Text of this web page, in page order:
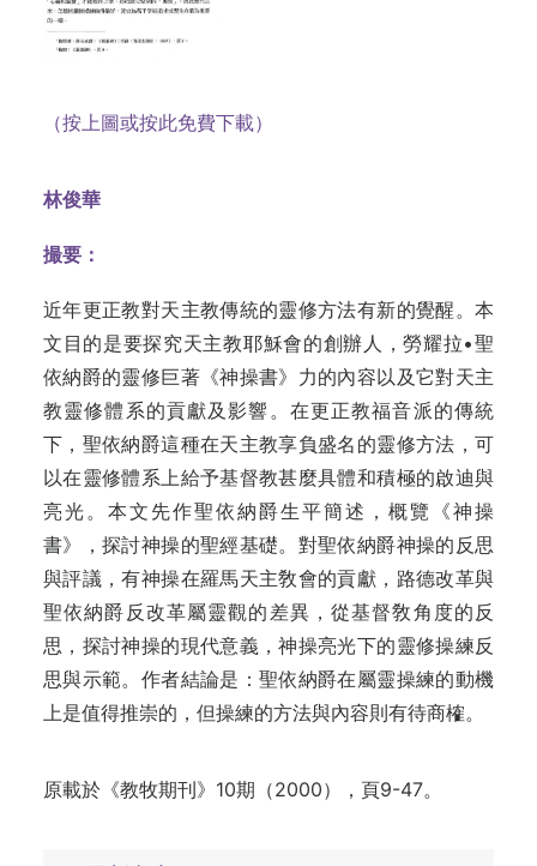
（按上圖或按此免費下載）
林俊華
撮要：
近年更正教對天主教傳統的靈修方法有新的覺醒。本
文目的是要探究天主教耶穌會的創辦人，勞耀拉•聖
依納爵的靈修巨著《神操書》力的內容以及它對天主
教靈修體系的貢獻及影響。在更正教福音派的傳統
下，聖依納爵這種在天主教享負盛名的靈修方法，可
以在靈修體系上給予基督教甚麼具體和積極的啟迪與
亮光。本文先作聖依納爵生平簡述，概覽《神操
書》，探討神操的聖經基礎。 對聖依納爵神操的反思
與評議，有神操在羅馬天主敎會的貢獻，路德改革與
聖依納爵反改革屬靈觀的差異，從基督敎角度的反
思， 探討神操的現代意義，神操亮光下的靈修操練反
思與示範。作者結論是：聖依納爵在屬靈操練的動機
上是值得推崇的，但操練的方法與內容則有待商榷。
原載於《教牧期刊》10期（2000），頁9-47。